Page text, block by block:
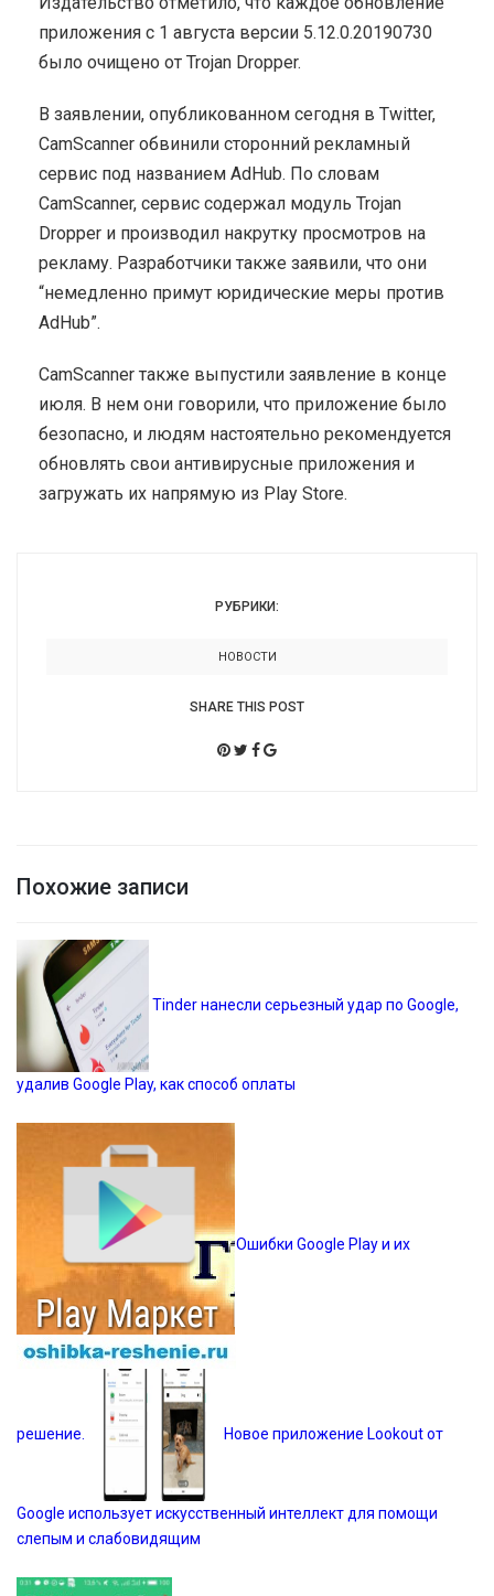
приложения с 1 августа версии 5.12.0.20190730
было очищено от Trojan Dropper.
В заявлении, опубликованном сегодня в Twitter,
CamScanner обвинили сторонний рекламный
сервис под названием AdHub. По словам
CamScanner, сервис содержал модуль Trojan
Dropper и производил накрутку просмотров на
рекламу. Разработчики также заявили, что они
“немедленно примут юридические меры против
AdHub”.
CamScanner также выпустили заявление в конце
июля. В нем они говорили, что приложение было
безопасно, и людям настоятельно рекомендуется
обновлять свои антивирусные приложения и
загружать их напрямую из Play Store.
РУБРИКИ:
НОВОСТИ
SHARE THIS POST
Похожие записи
Tinder нанесли серьезный удар по Google,
удалив Google Play, как способ оплаты
Ошибки Google Play и их
решение. Новое приложение Lookout от
Google использует искусственный интеллект для помощи
слепым и слабовидящим